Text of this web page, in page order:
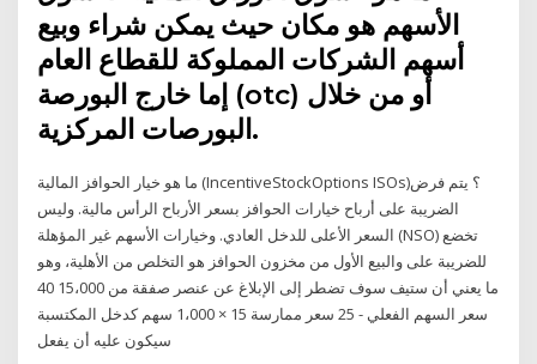
الأسهم هو مكان حيث يمكن شراء وبيع
أسهم الشركات المملوكة للقطاع العام
إما خارج البورصة (otc) أو من خلال
البورصات المركزية.
ما هو خيار الحوافز المالية (IncentiveStockOptions ISOs)؟ يتم فرض
الضريبة على أرباح خيارات الحوافز بسعر الأرباح الرأس مالية. وليس
السعر الأعلى للدخل العادي. وخيارات الأسهم غير المؤهلة (NSO) تخضع
للضريبة على والبيع الأول من مخزون الحوافز هو التخلص من الأهلية، وهو
ما يعني أن ستيف سوف تضطر إلى الإبلاغ عن عنصر صفقة من 15،000 40
سعر السهم الفعلي - 25 سعر ممارسة 15 × 1،000 سهم كدخل المكتسبة
سيكون عليه أن يفعل